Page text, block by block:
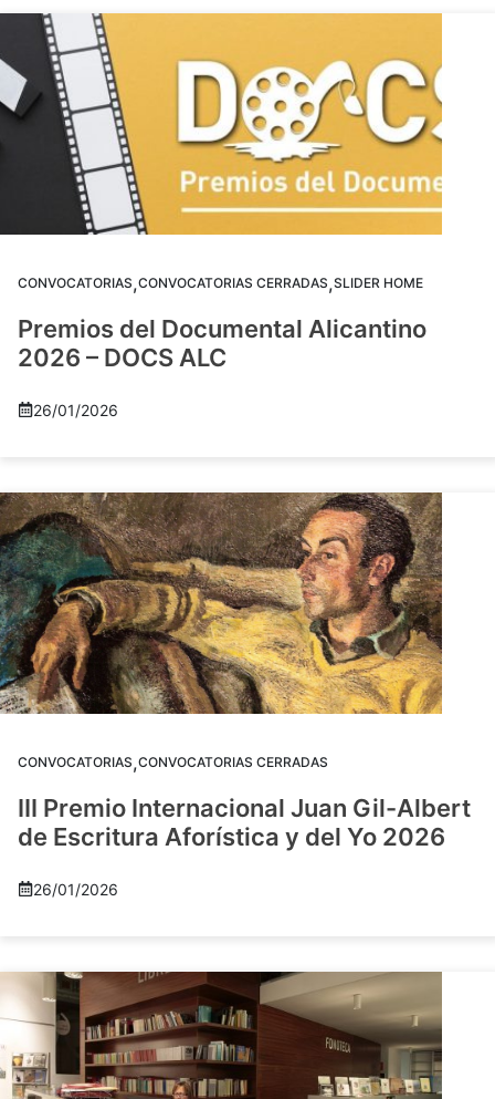
CONVOCATORIAS,CONVOCATORIAS CERRADAS,SLIDER HOME
Premios del Documental Alicantino
2026 – DOCS ALC
26/01/2026
CONVOCATORIAS,CONVOCATORIAS CERRADAS
III Premio Internacional Juan Gil-Albert
de Escritura Aforística y del Yo 2026
26/01/2026